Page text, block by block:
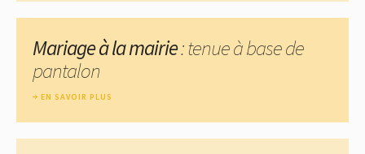
Mariage à la mairie: tenue à base de
pantalon
EN SAVOIR PLUS